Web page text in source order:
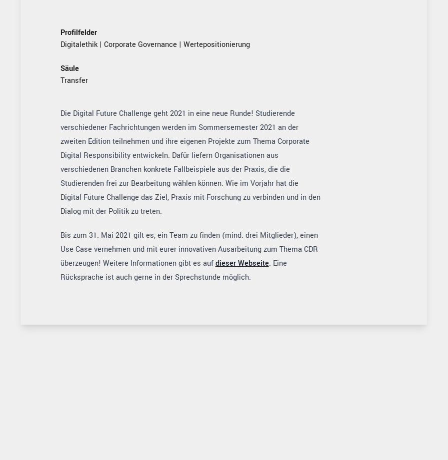
Profilfelder
Digitalethik| Corporate Governance | Wertepositionierung
Säule
Transfer
Die Digital Future Challenge geht 2021 in eine neue Runde! Studierende
verschiedener Fachrichtungen werden im Sommersemester 2021 an der
zweiten Edition teilnehmen und ihre eigenen Projekte zum Thema Corporate
Digital Responsibility entwickeln. Dafür liefern Organisationen aus
verschiedenen Branchen konkrete Fallbeispiele aus der Praxis, die die
Studierenden frei zur Bearbeitung wählen können. Wie im Vorjahr hat die
Digital Future Challenge das Ziel, Praxis mit Forschung zu verbinden und in den
Dialog mit der Politik zu treten.
Bis zum 31. Mai 2021 gilt es, ein Team zu finden (mind. drei Mitglieder), einen
Use Case vernehmen und mit eurer innovativen Ausarbeitung zum Thema CDR
überzeugen! Weitere Informationen gibt es aufdieser Webseite. Eine
Rücksprache ist auch gerne in der Sprechstunde möglich.